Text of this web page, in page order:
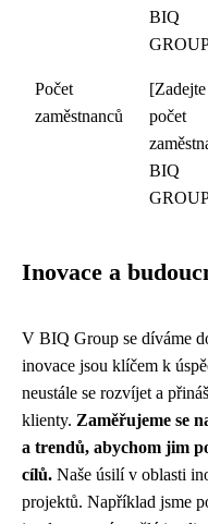
BIQ
Počet
zaměstnanců
[Zadejte
počet
BIQ
Inovace a
V BIQ Group se díváme
inovace jsou klíčem k
neustále se rozvíjet a
klienty. Zaměřujeme se
a trendů, abychom jim
cílů. Naše úsilí v oblasti
projektů. Například jsme